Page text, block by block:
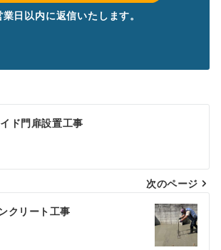
業日以内に返信いたします。
ド門扉設置工事
次のページ
クリート工事